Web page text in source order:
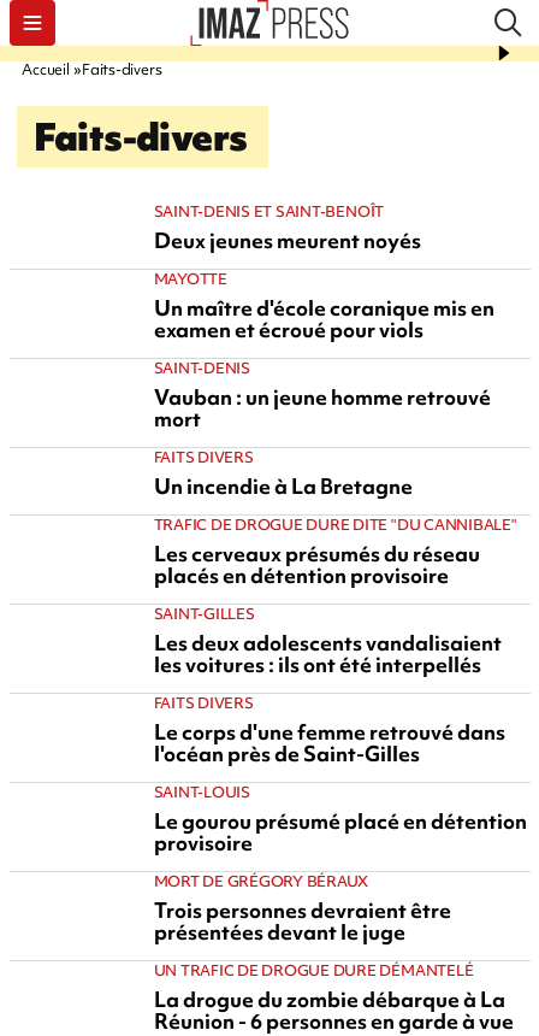
Accueil Faits-divers
Faits-divers
SAINT-DENIS ET SAINT-BENOÎT
Deux jeunes meurent noyés
MAYOTTE
Un maître d'école coranique mis en
examen et écroué pour viols
SAINT-DENIS
Vauban : un jeune homme retrouvé
mort
FAITS DIVERS
Un incendie à La Bretagne
TRAFIC DE DROGUE DURE DITE "DU CANNIBALE"
Les cerveaux présumés du réseau
placés en détention provisoire
SAINT-GILLES
Les deux adolescents vandalisaient
les voitures : ils ont été interpellés
FAITS DIVERS
Le corps d'une femme retrouvé dans
l'océan près de Saint-Gilles
SAINT-LOUIS
Le gourou présumé placé en détention
provisoire
MORT DE GRÉGORY BÉRAUX
Trois personnes devraient être
présentées devant le juge
UN TRAFIC DE DROGUE DURE DÉMANTELÉ
La drogue du zombie débarque à La
Réunion - 6 personnes en garde à vue